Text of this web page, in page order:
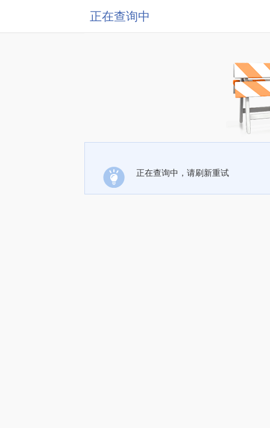
正在查询中
正在查询中，请刷新重试